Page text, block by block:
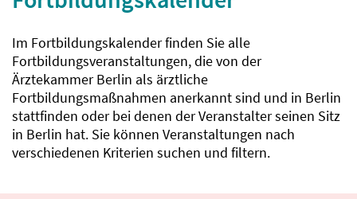
Im Fortbildungskalender finden Sie alle
Fortbildungsveranstaltungen, die von der
Ärztekammer Berlin als ärztliche
Fortbildungsmaßnahmen anerkannt sind und in Berlin
stattfinden oder bei denen der Veranstalter seinen Sitz
in Berlin hat. Sie können Veranstaltungen nach
verschiedenen Kriterien suchen und filtern.